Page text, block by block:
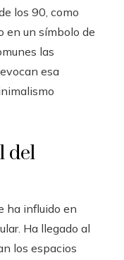
los 90, como
en un símbolo de
las
esa
del
ha influido en
Ha llegado al
los espacios